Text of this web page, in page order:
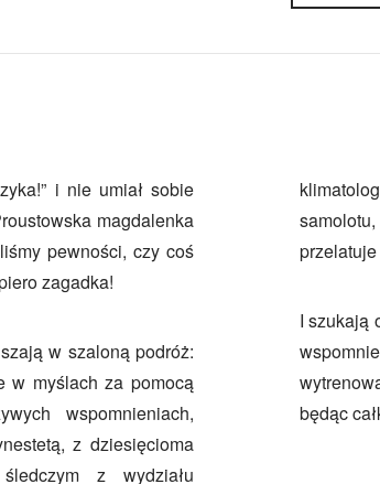
i nie umiał sobie
magdalenka
pewności, czy coś
zagadka!
w szaloną podróż:
w myślach za pomocą
wspomnieniach,
z dziesięcioma
z wydziału
I szukają
będąc